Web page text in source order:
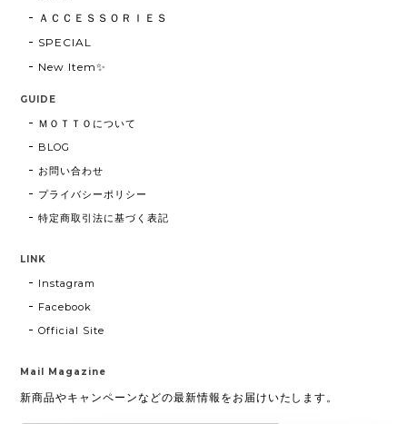
ＡＣＣＥＳＳＯＲＩＥＳ
SPECIAL
New Item✨
GUIDE
ＭＯＴＴＯについて
BLOG
お問い合わせ
プライバシーポリシー
特定商取引法に基づく表記
LINK
Instagram
Facebook
Official Site
Mail Magazine
新商品やキャンペーンなどの最新情報をお届けいたします。